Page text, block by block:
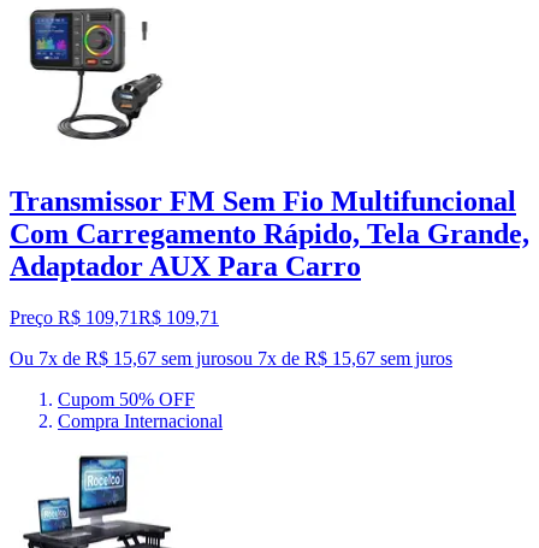
Transmissor FM Sem Fio Multifuncional
Com Carregamento Rápido, Tela Grande,
Adaptador AUX Para Carro
Preço R$ 109,71R$ 109,71
Ou 7x de R$ 15,67 sem jurosou 7x de R$ 15,67 sem juros
Cupom 50% OFF
Compra Internacional